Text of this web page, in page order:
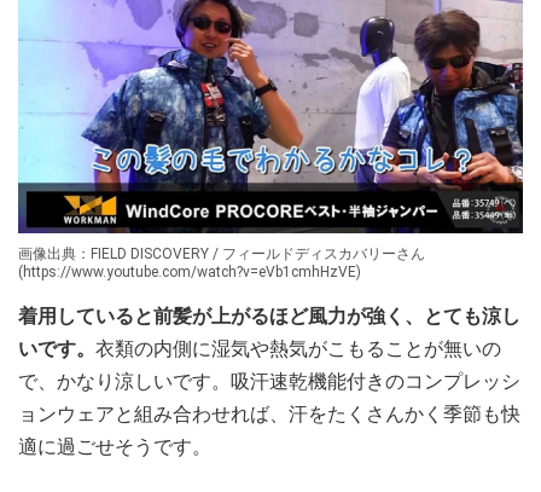
画像出典：FIELD DISCOVERY / フィールドディスカバリーさん
(https://www.youtube.com/watch?v=eVb1cmhHzVE)
着用していると前髪が上がるほど風力が強く、とても涼し
いです。 衣類の内側に湿気や熱気がこもることが無いの
で、かなり涼しいです。吸汗速乾機能付きのコンプレッシ
ョンウェアと組み合わせれば、汗をたくさんかく季節も快
適に過ごせそうです。